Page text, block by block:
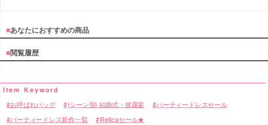
■あなたにおすすめの商品
■閲覧履歴
お呼ばれバッグ (シーン別) 結婚式・披露宴 パーティードレスセール
パーティードレス新作一覧 Reticaセール★